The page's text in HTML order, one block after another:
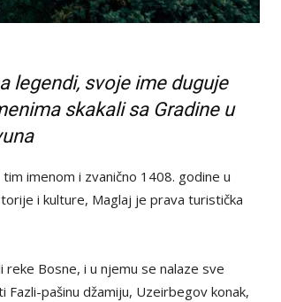
legendi, svoje ime duguje
skakali sa Gradine u
imenom i zvanično 1408. godine u
i kulture, Maglaj je prava turistička
Bosne, i u njemu se nalaze sve
pašinu džamiju, Uzeirbegov konak,